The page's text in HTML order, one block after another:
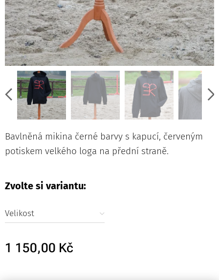
Bavlněná mikina černé barvy s kapucí, červeným
potiskem velkého loga na přední straně.
Zvolte si variantu:
Velikost
1 150,00 Kč